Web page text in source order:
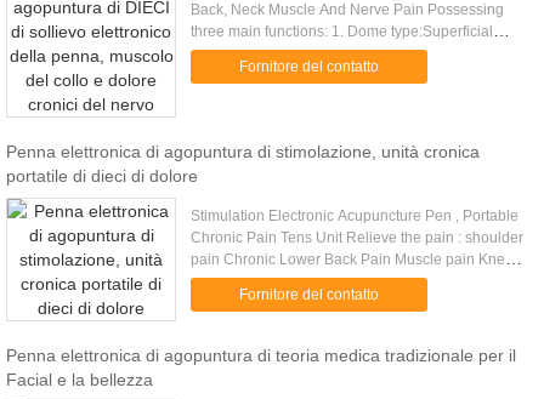
Back, Neck Muscle And Nerve Pain Possessing
three main functions: 1. Dome type:Superficial
therapy, which is applicable for health care and
facial beautification. ...
Fornitore del contatto
Penna elettronica di agopuntura di stimolazione, unità cronica
portatile di dieci di dolore
Stimulation Electronic Acupuncture Pen , Portable
Chronic Pain Tens Unit Relieve the pain : shoulder
pain Chronic Lower Back Pain Muscle pain Knee
pain Ankle pain Tennis Elbow Pain Nerve Pain and
many more (1.....
Fornitore del contatto
Penna elettronica di agopuntura di teoria medica tradizionale per il
Facial e la bellezza